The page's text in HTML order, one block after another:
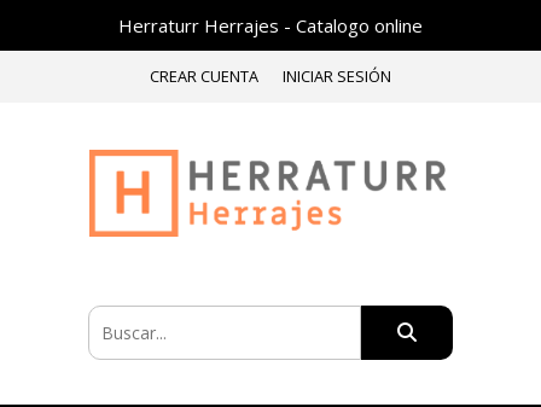
Herraturr Herrajes - Catalogo online
CREAR CUENTA INICIAR SESIÓN